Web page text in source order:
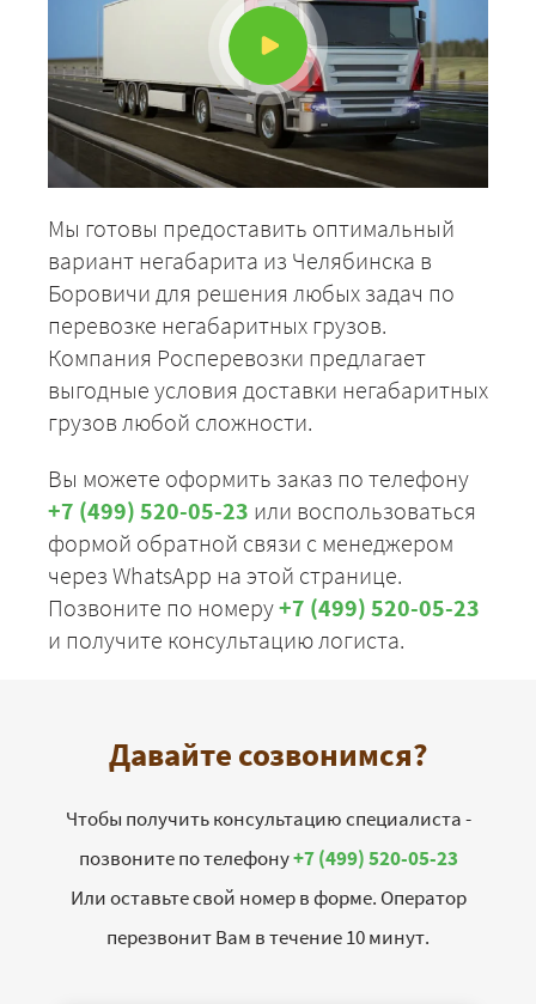
Мы готовы предоставить оптимальный
вариант негабарита из Челябинска в
Боровичи для решения любых задач по
перевозке негабаритных грузов.
Компания Росперевозки предлагает
выгодные условия доставки негабаритных
грузов любой сложности.
Вы можете оформить заказ по телефону
+7 (499) 520-05-23 или воспользоваться
формой обратной связи с менеджером
через WhatsApp на этой странице.
Позвоните по номеру+7 (499) 520-05-23
и получите консультацию логиста.
Давайте созвонимся?
Чтобы получить консультацию специалиста -
позвоните по телефону+7 (499) 520-05-23
Или оставьте свой номер в форме. Оператор
перезвонит Вам в течение 10 минут.